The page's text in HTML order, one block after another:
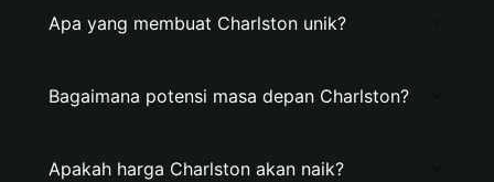
Apa yang membuat Charlston unik?
Bagaimana potensi masa depan Charlston?
Apakah harga Charlston akan naik?